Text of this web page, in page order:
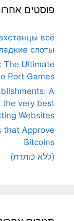
פוסטים
всё
слоты
The Ultimate
Port Games
A
the very best
Websites
that Approve
Bitcoins
(ללא כותרת)